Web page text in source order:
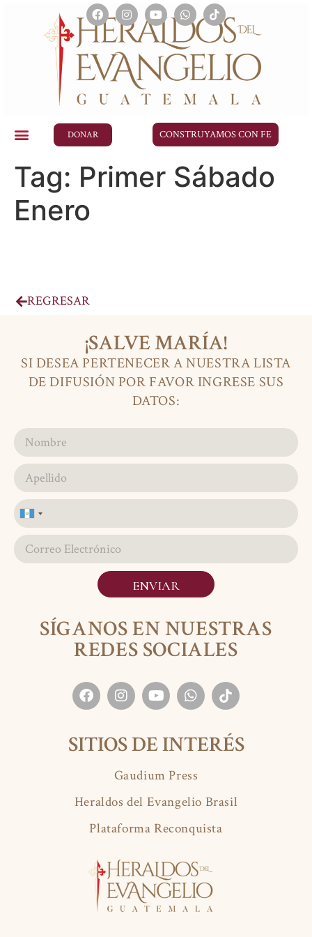
DONAR CONSTRUYAMOS CON FE
Tag: Primer Sábado
Enero
REGRESAR
SÍGANOS EN NUESTRAS
REDES SOCIALES
SITIOS DE INTERÉS
Gaudium Press
Heraldos del Evangelio Brasil
Plataforma Reconquista
¡SALVE MARÍA!
SI DESEA PERTENECER A NUESTRA LISTA
DE DIFUSIÓN POR FAVOR INGRESE SUS
DATOS:
Guatemala
ENVIAR